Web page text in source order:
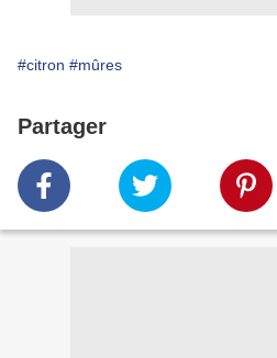
#citron #mûres
Partager